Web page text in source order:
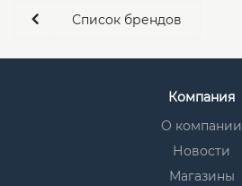
Список брендов
Компания
О компании
Новости
Магазины